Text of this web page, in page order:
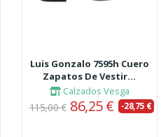
Luis Gonzalo 7595h Cuero
Zapatos De Vestir...
Calzados Vesga
115,00 € 86,25 € -28,75 €